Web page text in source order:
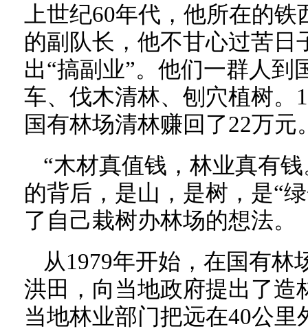
上世纪60年代，他所在的
的副队长，他不甘心过苦日
出“搞副业”。他们一群人到
车、伐木清林、刨穴植树。
国有林场清林赚回了22万元
“木材真值钱，林业真有
的背后，是山，是树，是“
了自己栽树办林场的想法。
从1979年开始，在国有林
洪田，向当地政府提出了造
当地林业部门把远在40公里